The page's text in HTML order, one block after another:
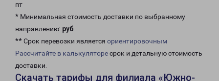
пт
* Минимальная стоимость доставки по выбранному
направлению: руб.
** Срок перевозки является ориентировочным
Рассчитайте в калькуляторесрок и детальную стоимость
доставки.
Скачать тарифы для филиала «Южно-